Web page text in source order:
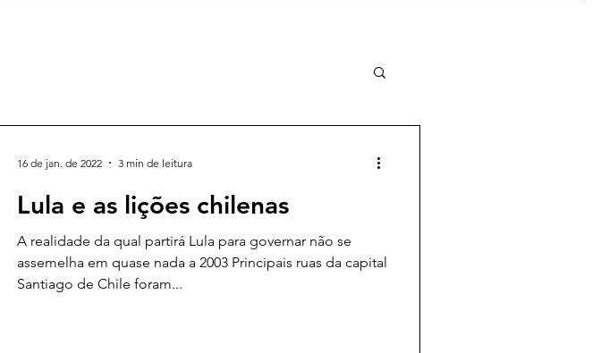
Lula e as lições chilenas
A realidade da qual partirá Lula para governar não se
assemelha em quase nada a 2003 Principais ruas da capital
Santiago de Chile foram...
16 de jan. de 2022 3 min de leitura